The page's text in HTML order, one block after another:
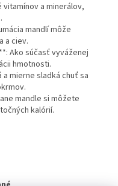
vitamínov a minerálov,
mandlí môže
a ciev.
Ako súčasť vyváženej
hmotnosti.
a mierne sladká chuť sa
mandle si môžete
kalórií.